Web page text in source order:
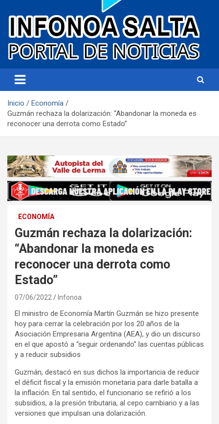
Infonoa Salta
Inicio
Economía
Guzmán rechaza la dolarización: “Abandonar la moneda es
reconocer una derrota como Estado”
ECONOMÍA
Guzmán rechaza la dolarización:
“Abandonar la moneda es
reconocer una derrota como
Estado”
07/06/2022 Infonoa
El ministro de Economía Martín Guzmán se hizo presente
hoy para cerrar la celebración por los 20 años de la
Asociación Empresaria Argentina (AEA), y dio un discurso
en el que apostó a “seguir ordenando” las cuentas públicas
y a reducir subsidios
Guzmán, destacó en sus dichos la importancia de reducir
el déficit fiscal y la emisión monetaria para darle batalla a
la inflación. En tal sentido, el funcionario se refirió a los
subsidios, a la presión tributaria, al cepo cambiario y a las
versiones que impulsan una dolarización.